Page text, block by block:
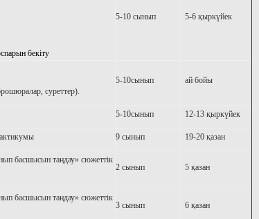
бекіту
5-10 сынып 5-6 қыркүйек
суреттер).
5-10сынып ай бойы
5-10сынып 12-13 қыркүйек
9 сынып 19-20 қазан
басшысын таңдау» сюжеттік
2 сынып 5 қазан
басшысын таңдау» сюжеттік
3 сынып 6 қазан